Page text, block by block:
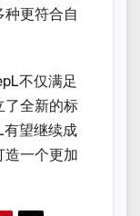
更符合自
不仅满足
了全新的标
有望继续成
造一个更加